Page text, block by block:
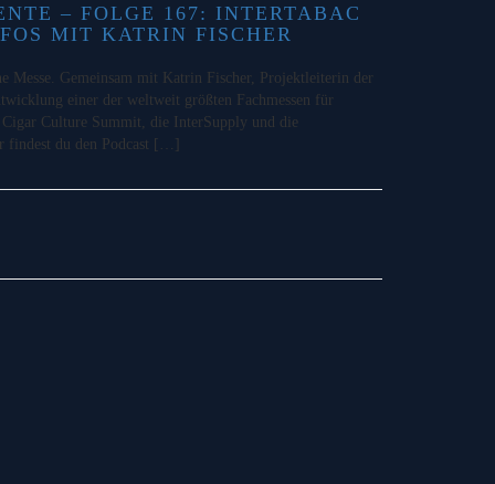
– FOLGE 167: INTERTABAC
MIT KATRIN FISCHER
Messe. Gemeinsam mit Katrin Fischer, Projektleiterin der
einer der weltweit größten Fachmessen für
Culture Summit, die InterSupply und die
findest du den Podcast […]